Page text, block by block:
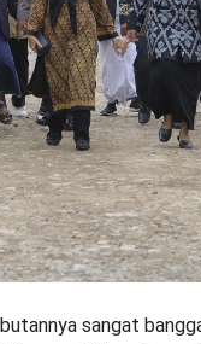
sangat